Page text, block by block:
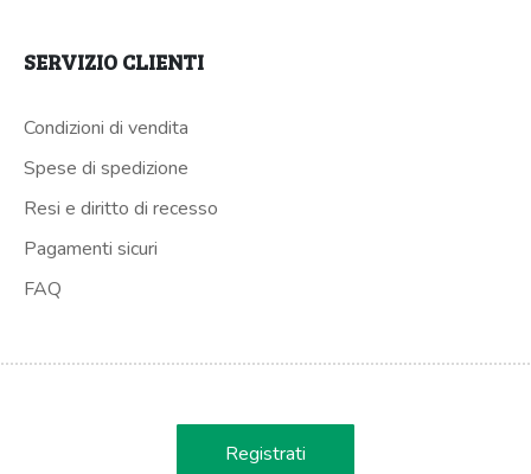
SERVIZIO CLIENTI
Condizioni di vendita
Spese di spedizione
Resi e diritto di recesso
Pagamenti sicuri
FAQ
Registrati